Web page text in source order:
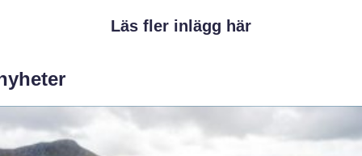
Läs fler inlägg här